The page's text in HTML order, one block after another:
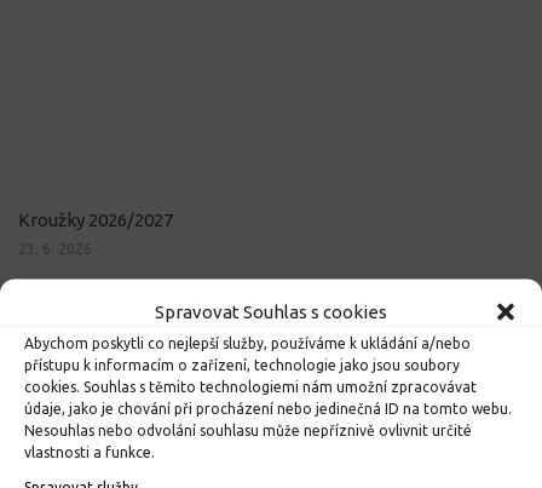
Spravovat Souhlas s cookies
Abychom poskytli co nejlepší služby, používáme k ukládání a/nebo
přístupu k informacím o zařízení, technologie jako jsou soubory
cookies. Souhlas s těmito technologiemi nám umožní zpracovávat
údaje, jako je chování při procházení nebo jedinečná ID na tomto webu.
Nesouhlas nebo odvolání souhlasu může nepříznivě ovlivnit určité
vlastnosti a funkce.
Kroužky 2026/2027
23. 6. 2026